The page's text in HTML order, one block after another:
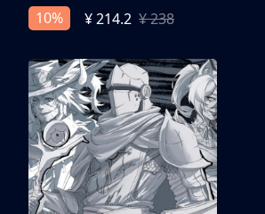
10%
¥ 214.2 ¥ 238